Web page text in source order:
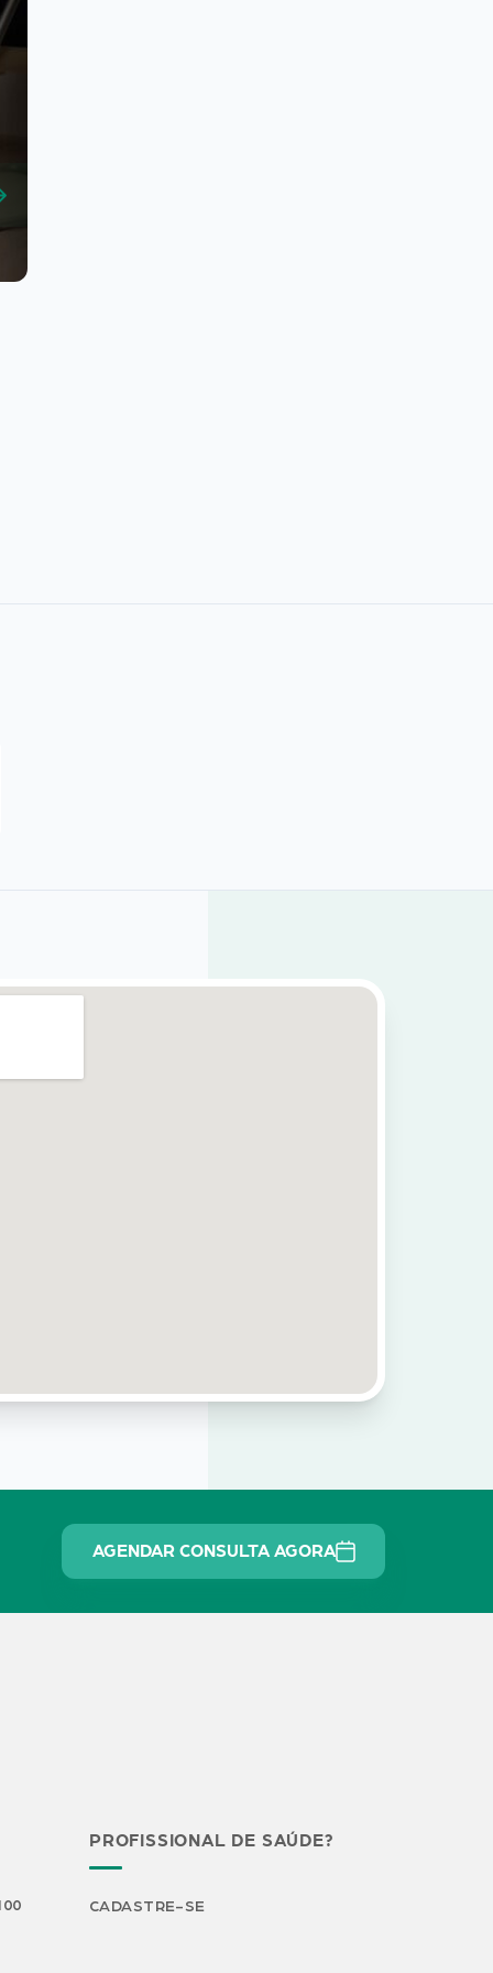
AGENDAR CONSULTA AGORA
PROFISSIONAL DE SAÚDE?
CADASTRE-SE